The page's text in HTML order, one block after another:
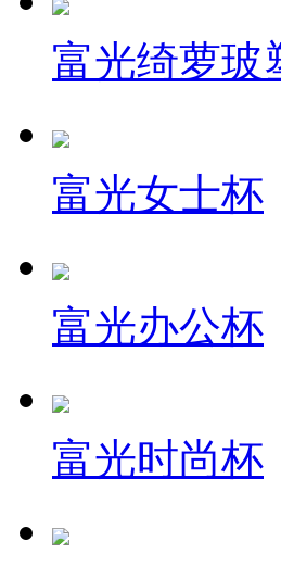
富光绮萝玻
富光女士杯
富光办公杯
富光时尚杯